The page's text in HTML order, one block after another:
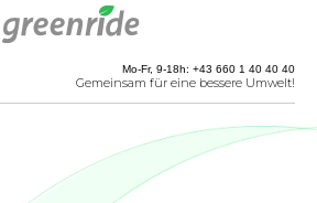
Mo-Fr, 9-18h: +43 660 1 40 40 40
Gemeinsam für eine bessere Umwelt!